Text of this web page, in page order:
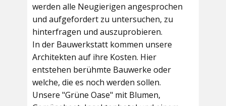
werden alle Neugierigen angesprochen
und aufgefordert zu untersuchen, zu
hinterfragen und auszuprobieren.
In der Bauwerkstatt kommen unsere
Architekten auf ihre Kosten. Hier
entstehen berühmte Bauwerke oder
welche, die es noch werden sollen.
Unsere "Grüne Oase" mit Blumen,